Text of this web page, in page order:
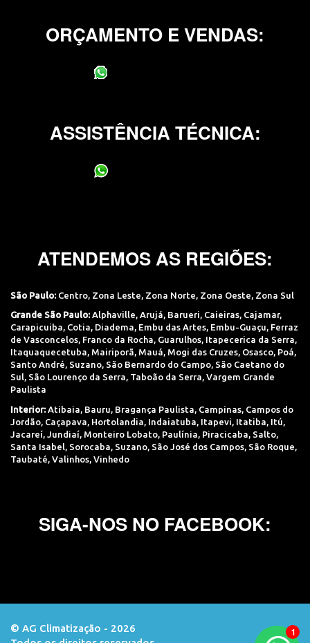
ORÇAMENTO E VENDAS:
ASSISTÊNCIA TÉCNICA:
ATENDEMOS AS REGIÕES:
São Paulo: Centro, Zona Leste, Zona Norte, Zona Oeste, Zona Sul
Grande São Paulo: Alphaville, Arujá, Barueri, Caieiras, Cajamar,
Carapicuiba, Cotia, Diadema, Embu das Artes, Embu-Guaçu, Ferraz
de Vasconcelos, Franco da Rocha, Guarulhos, Itapecerica da Serra,
Itaquaquecetuba, Mairiporã, Mauá, Mogi das Cruzes, Osasco, Poá,
Santo André, Suzano, São Bernardo do Campo, São Caetano do
Sul, São Lourenço da Serra, Taboão da Serra, Vargem Grande
Paulista
Interior: Atibaia, Bauru, Bragança Paulista, Campinas, Campos do
Jordão, Caçapava, Hortolandia, Indaiatuba, Itapevi, Itatiba, Itú,
Jacareí, Jundiaí, Monteiro Lobato, Paulínia, Piracicaba, Salto,
Santa Isabel, Sorocaba, Suzano, São José dos Campos, São Roque,
Taubaté, Valinhos, Vinhedo
SIGA-NOS NO FACEBOOK:
© AG Climatização - 2026